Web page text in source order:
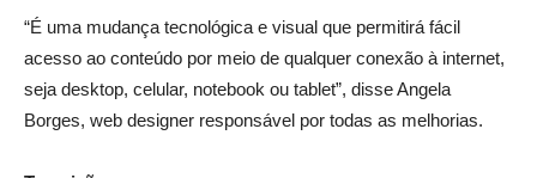
“É uma mudança tecnológica e visual que permitirá fácil
acesso ao conteúdo por meio de qualquer conexão à internet,
seja desktop, celular, notebook ou tablet”, disse Angela
Borges, web designer responsável por todas as melhorias.